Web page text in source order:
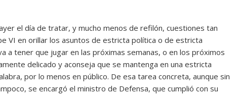
el día de tratar, y mucho menos de refilón, cuestiones tan
VI en orillar los asuntos de estricta política o de estricta
a tener que jugar en las próximas semanas, o en los próximos
delicado y aconseja que se mantenga en una estricta
por lo menos en público. De esa tarea concreta, aunque sin
se encargó el ministro de Defensa, que cumplió con su